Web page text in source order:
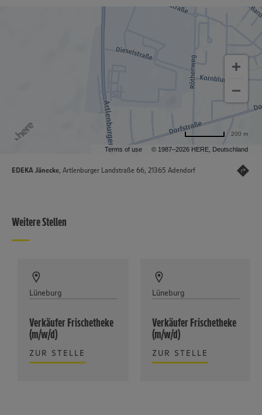
Terms of use © 1987–2026 HERE, Deutschland
200 m
EDEKA Jänecke, Artlenburger Landstraße 66, 21365 Adendorf
Weitere Stellen
Lüneburg
Verkäufer Frischetheke
(m/w/d)
ZUR STELLE
Lüneburg
Verkäufer Frischetheke
(m/w/d)
ZUR STELLE